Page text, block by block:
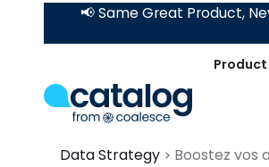
Product
📢 Same Great Product,
Data Strategy Boostez vos